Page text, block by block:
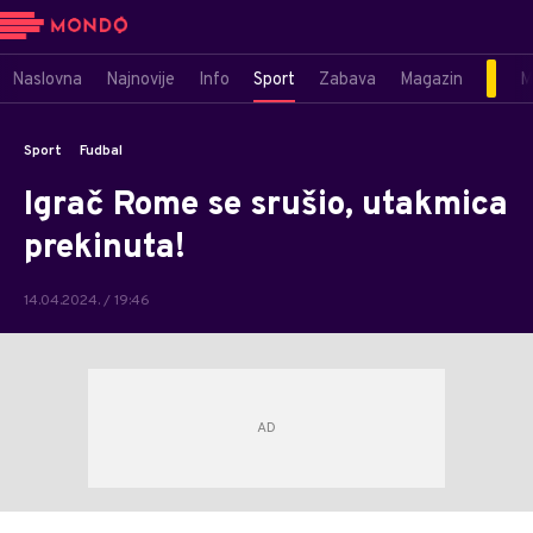
Naslovna Najnovije Info Sport Zabava Magazin
Sport Fudbal
Igrač Rome se srušio, utakmica
prekinuta!
14.04.2024. / 19:46